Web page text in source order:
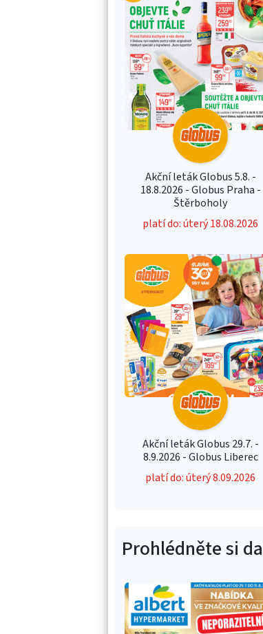
Akční leták Globus 5.8. -
18.8.2026 - Globus Praha -
Štěrboholy
platí do: úterý 18.08.2026
Akční leták Globus 29.7. -
8.9.2026 - Globus Liberec
platí do: úterý 8.09.2026
Prohlédněte si